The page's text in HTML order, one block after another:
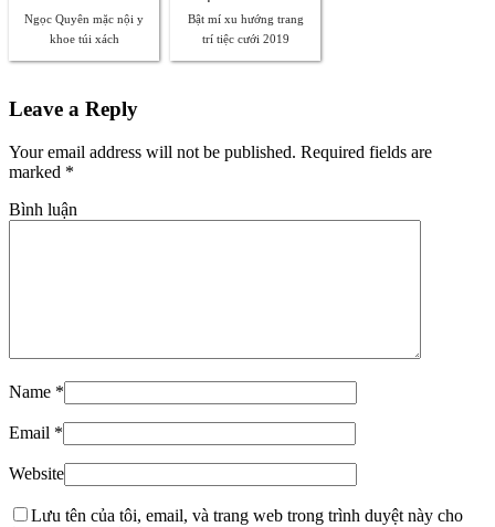
Ngọc Quyên mặc nội y
khoe túi xách
Bật mí xu hướng trang
trí tiệc cưới 2019
Leave a Reply
Your email address will not be published. Required fields are
marked *
Bình luận
Name *
Email *
Website
Lưu tên của tôi, email, và trang web trong trình duyệt này cho